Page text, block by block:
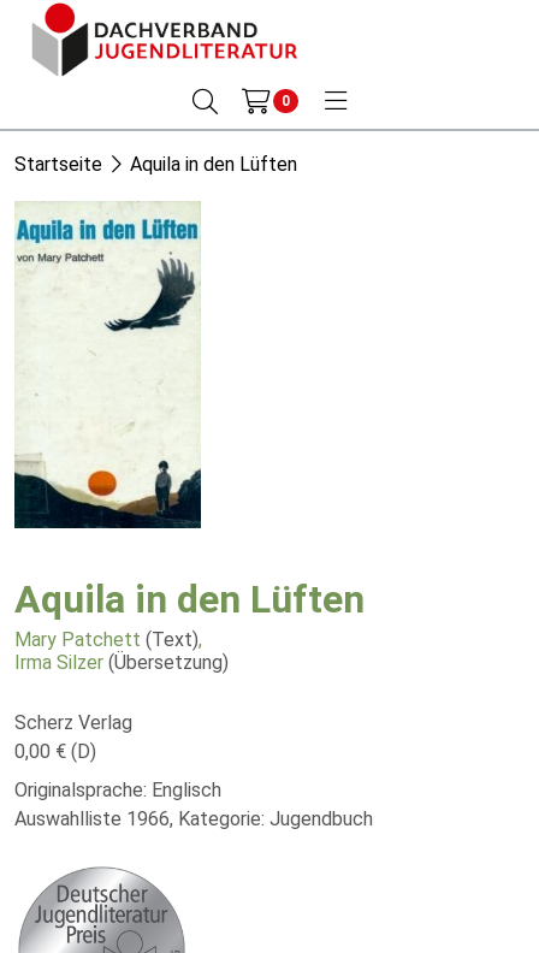
0
Startseite Aquila in den Lüften
Aquila in den Lüften
Mary Patchett (Text),
Irma Silzer (Übersetzung)
Scherz Verlag
0,00 € (D)
Originalsprache: Englisch
Auswahlliste 1966, Kategorie: Jugendbuch